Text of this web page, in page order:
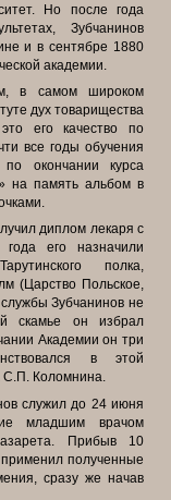
Но после года
Зубчанинов
и в сентябре 1880
академии.
в самом широком
дух товарищества
его качество по
все годы обучения
окончании курса
на память альбом в
диплом лекаря с
его назначили
полка,
(Царство Польское,
Зубчанинов не
скамье он избрал
Академии он три
в этой
С.П. Коломнина.
служил до 24 июня
младшим врачом
Прибыв 10
применил полученные
сразу же начав